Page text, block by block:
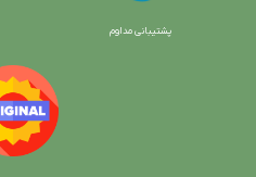
پشتیبانی مداوم